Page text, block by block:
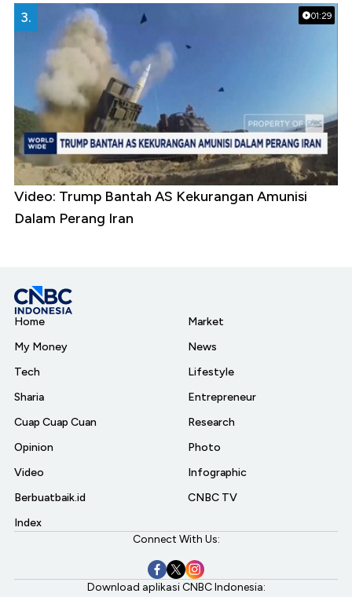
01:29
3.
Video: Trump Bantah AS Kekurangan Amunisi
Dalam Perang Iran
Home
My Money
Tech
Sharia
Cuap Cuap Cuan
Opinion
Video
Berbuatbaik.id
Index
Market
News
Lifestyle
Entrepreneur
Research
Photo
Infographic
CNBC TV
Connect With Us:
Download aplikasi CNBC Indonesia: